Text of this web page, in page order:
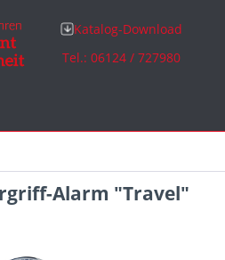
Katalog-Download
Tel.: 06124 / 727980
Alarm "Travel"